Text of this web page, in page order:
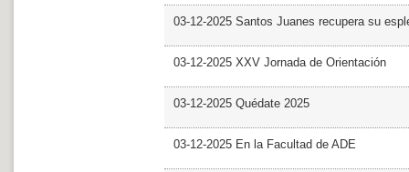
03-12-2025 Santos Juanes recupera su
03-12-2025 XXV Jornada de Orientación
03-12-2025 Quédate 2025
03-12-2025 En la Facultad de ADE